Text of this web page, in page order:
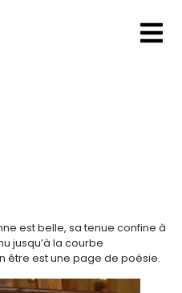
est belle, sa tenue confine à
jusqu’à la courbe
être est une page de poésie.